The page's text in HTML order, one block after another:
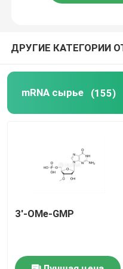
ДРУГИЕ КАТЕГОРИИ
mRNA сырье (155)
3'-OMe-GMP